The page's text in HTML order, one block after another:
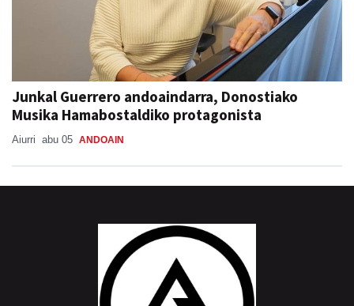
Junkal Guerrero andoaindarra, Donostiako
Musika Hamabostaldiko protagonista
Aiurri abu 05 ANDOAIN